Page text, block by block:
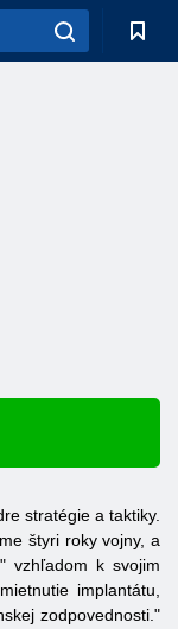
stratégie a taktiky.
štyri roky vojny, a
vzhľadom k svojim
implantátu,
zodpovednosti."